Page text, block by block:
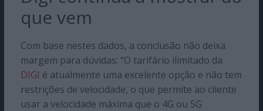
que vem
Com base nestes dados, a conclusão não deixa
margem para dúvidas: “O tarifário ilimitado da
DIGI é atualmente uma excelente opção e não tem
restrições de velocidade, o que permite ao cliente
usar a velocidade máxima que o 4G ou 5G